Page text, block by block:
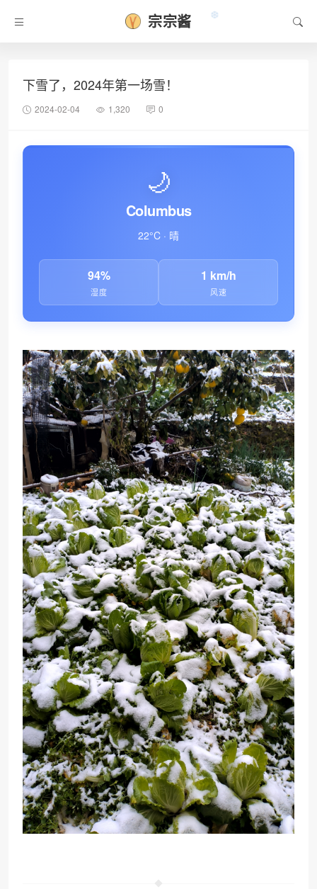
宗宗酱
下雪了，2024年第一场雪！
2024-02-04 1,320 0
🌙
Columbus
22°C · 晴
94%
湿度
1 km/h
风速